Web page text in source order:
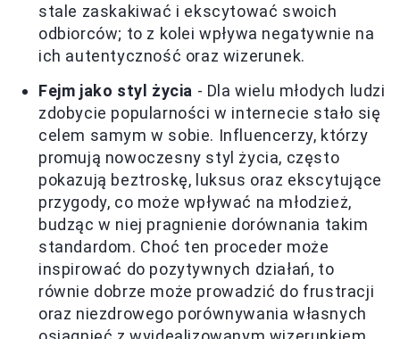
stale zaskakiwać i ekscytować swoich
odbiorców; to z kolei wpływa negatywnie na
ich autentyczność oraz wizerunek.
Fejm jako styl życia - Dla wielu młodych ludzi
zdobycie popularności w internecie stało się
celem samym w sobie. Influencerzy, którzy
promują nowoczesny styl życia, często
pokazują beztroskę, luksus oraz ekscytujące
przygody, co może wpływać na młodzież,
budząc w niej pragnienie dorównania takim
standardom. Choć ten proceder może
inspirować do pozytywnych działań, to
równie dobrze może prowadzić do frustracji
oraz niezdrowego porównywania własnych